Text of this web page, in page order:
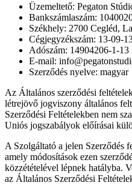
Üzemeltető: Pegaton
Bankszámlaszám:
Székhely: 2700 Cegléd,
Cégjegyzékszám: 13-09-
Adószám: 14904206-1-13
E-mail:
Szerződés nyelve: magyar
Az Általános szerződési
létrejövő jogviszony általános
Szerződési Feltételekben nem
Uniós jogszabályok előírásai
A Szolgáltató a jelen Szerződés
amely módosítások ezen
közzétételével lépnek hatályba.
az Általános Szerződési